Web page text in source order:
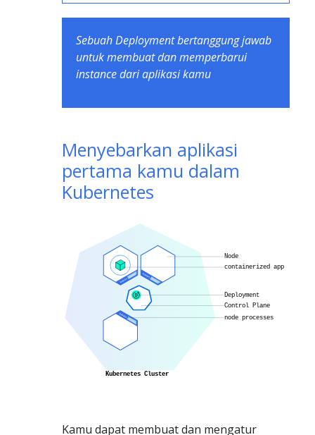
Sebuah Deployment bertanggung jawab
untuk membuat dan memperbarui
instance dari aplikasi kamu
Menyebarkan aplikasi
pertama kamu dalam
Kubernetes
Kamu dapat membuat dan mengatur